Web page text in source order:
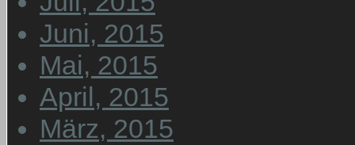
Juni, 2015
Mai, 2015
April, 2015
März, 2015